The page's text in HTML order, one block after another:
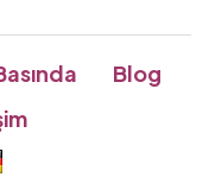
Blog